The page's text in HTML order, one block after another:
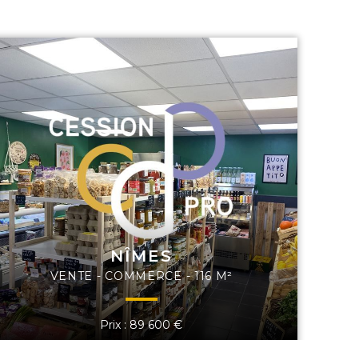
NÎMES
VENTE - COMMERCE - 116 M²
Prix : 89 600 €